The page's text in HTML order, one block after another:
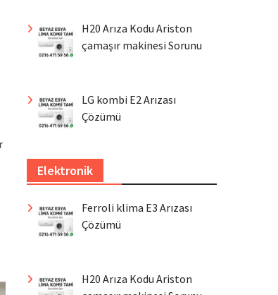
H20 Arıza Kodu Ariston
çamaşır makinesi Sorunu
LG kombi E2 Arızası
Çözümü
Elektronik
Ferroli klima E3 Arızası
Çözümü
H20 Arıza Kodu Ariston